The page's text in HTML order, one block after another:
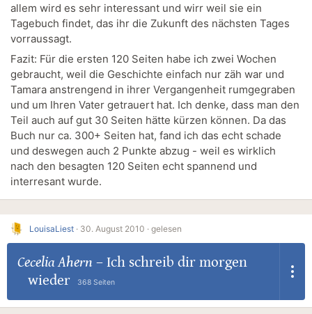
allem wird es sehr interessant und wirr weil sie ein
Tagebuch findet, das ihr die Zukunft des nächsten Tages
vorraussagt.
Fazit: Für die ersten 120 Seiten habe ich zwei Wochen
gebraucht, weil die Geschichte einfach nur zäh war und
Tamara anstrengend in ihrer Vergangenheit rumgegraben
und um Ihren Vater getrauert hat. Ich denke, dass man den
Teil auch auf gut 30 Seiten hätte kürzen können. Da das
Buch nur ca. 300+ Seiten hat, fand ich das echt schade
und deswegen auch 2 Punkte abzug - weil es wirklich
nach den besagten 120 Seiten echt spannend und
interresant wurde.
LouisaLiest · 30. August 2010 · gelesen
Cecelia Ahern – Ich schreib dir morgen
wieder
368 Seiten